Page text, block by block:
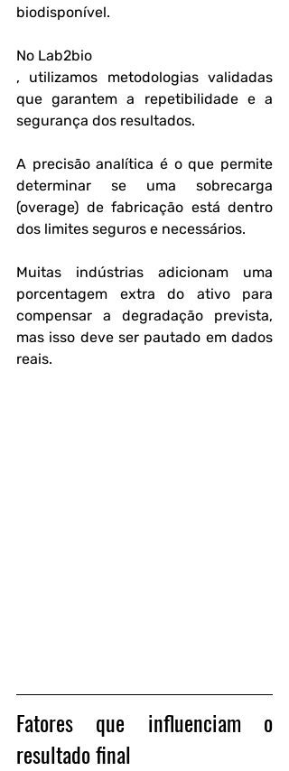
biodisponível.
No Lab2bio
, utilizamos metodologias validadas
que garantem a repetibilidade e a
segurança dos resultados.
A precisão analítica é o que permite
determinar se uma sobrecarga
(overage) de fabricação está dentro
dos limites seguros e necessários.
Muitas indústrias adicionam uma
porcentagem extra do ativo para
compensar a degradação prevista,
mas isso deve ser pautado em dados
reais.
Fatores que influenciam o
resultado final